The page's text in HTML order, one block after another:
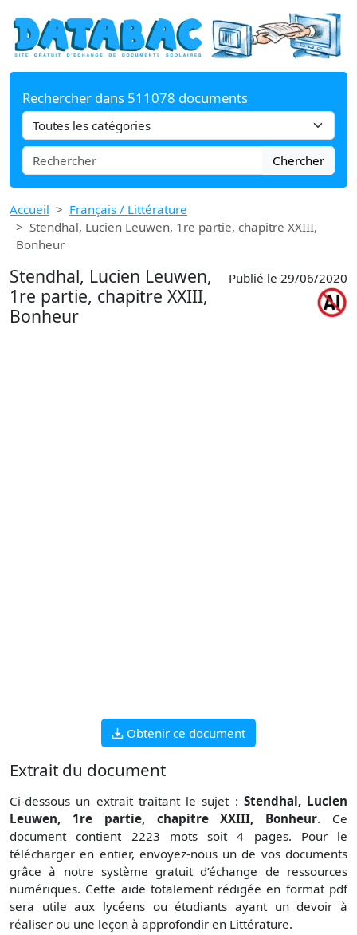
Rechercher dans 511078 documents
Chercher
Accueil
Français / Littérature
Stendhal, Lucien Leuwen, 1re partie, chapitre XXIII,
Bonheur
Stendhal, Lucien Leuwen,
1re partie, chapitre XXIII,
Bonheur
Publié le 29/06/2020
Obtenir ce document
Extrait du document
Ci-dessous un extrait traitant le sujet : Stendhal, Lucien
Leuwen, 1re partie, chapitre XXIII, Bonheur. Ce
document contient 2223 mots soit 4 pages. Pour le
télécharger en entier, envoyez-nous un de vos documents
grâce à notre système gratuitd’échange de ressources
numériques. Cette aide totalement rédigée en format pdf
sera utile aux lycéens ou étudiants ayant un devoir à
réaliser ou une leçon à approfondir en Littérature.